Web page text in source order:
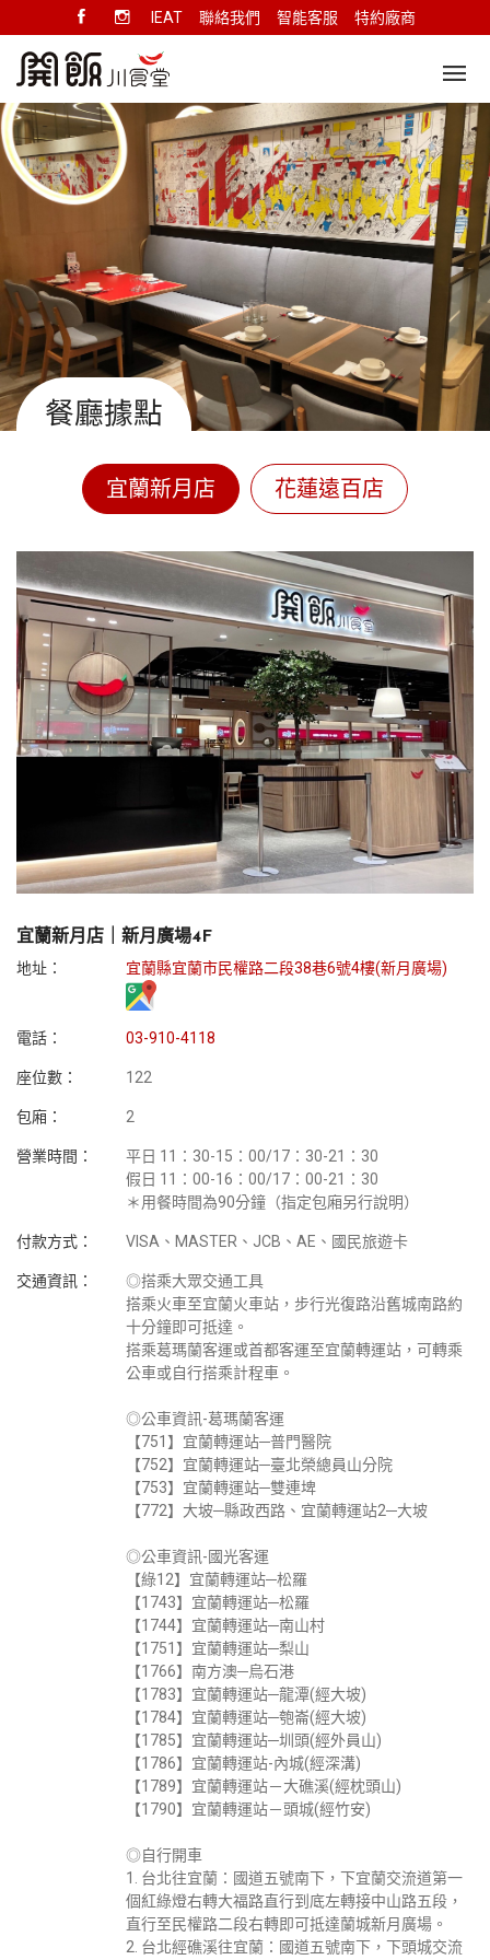
IEAT 聯絡我們 智能客服 特約廠商
餐廳據點
宜蘭新月店 花蓮遠百店
宜蘭新月店｜新月廣場4F
地址：
宜蘭縣宜蘭市民權路二段38巷6號4樓(新月廣場)
電話： 03-910-4118
座位數： 122
包廂： 2
營業時間：
平日 11：30-15：00/17：30-21：30
假日 11：00-16：00/17：00-21：30
＊用餐時間為90分鐘（指定包廂另行說明）
付款方式： VISA、MASTER、JCB、AE、國民旅遊卡
交通資訊：
◎搭乘大眾交通工具
搭乘火車至宜蘭火車站，步行光復路沿舊城南路約
十分鐘即可抵達。
搭乘葛瑪蘭客運或首都客運至宜蘭轉運站，可轉乘
公車或自行搭乘計程車。
◎公車資訊-葛瑪蘭客運
【751】宜蘭轉運站─普門醫院
【752】宜蘭轉運站─臺北榮總員山分院
【753】宜蘭轉運站─雙連埤
【772】大坡─縣政西路、宜蘭轉運站2─大坡
◎公車資訊-國光客運
【綠12】宜蘭轉運站─松羅
【1743】宜蘭轉運站─松羅
【1744】宜蘭轉運站─南山村
【1751】宜蘭轉運站─梨山
【1766】南方澳─烏石港
【1783】宜蘭轉運站─龍潭(經大坡)
【1784】宜蘭轉運站─匏崙(經大坡)
【1785】宜蘭轉運站─圳頭(經外員山)
【1786】宜蘭轉運站-內城(經深溝)
【1789】宜蘭轉運站－大礁溪(經枕頭山)
【1790】宜蘭轉運站－頭城(經竹安)
◎自行開車
1. 台北往宜蘭：國道五號南下，下宜蘭交流道第一
個紅綠燈右轉大福路直行到底左轉接中山路五段，
直行至民權路二段右轉即可抵達蘭城新月廣場。
2. 台北經礁溪往宜蘭：國道五號南下，下頭城交流